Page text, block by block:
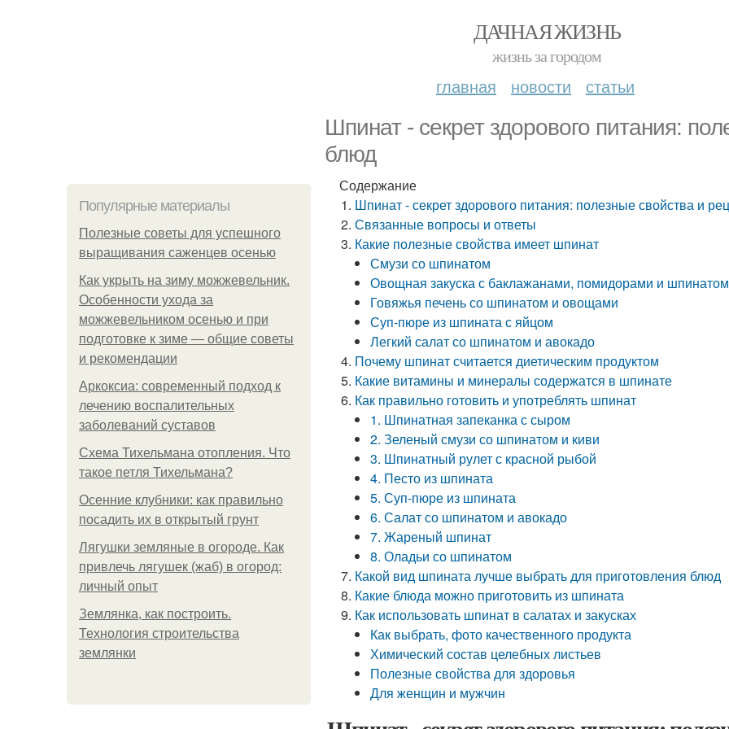
ДАЧНАЯ ЖИЗНЬ
жизнь за городом
главная новости статьи
Шпинат - секрет здорового питания:
блюд
Популярные материалы
Полезные советы для успешного
выращивания саженцев осенью
Как укрыть на зиму можжевельник.
Особенности ухода за
можжевельником осенью и при
подготовке к зиме — общие советы
и рекомендации
Аркоксиа: современный подход к
лечению воспалительных
заболеваний суставов
Схема Тихельмана отопления. Что
такое петля Тихельмана?
Осенние клубники: как правильно
посадить их в открытый грунт
Лягушки земляные в огороде. Как
привлечь лягушек (жаб) в огород:
личный опыт
Землянка, как построить.
Технология строительства
землянки
Содержание
Шпинат - секрет здорового питания: полезные свойства и
Связанные вопросы и ответы
Какие полезные свойства имеет шпинат
Смузи со шпинатом
Овощная закуска с баклажанами, помидорами и шпинатом
Говяжья печень со шпинатом и овощами
Суп-пюре из шпината с яйцом
Легкий салат со шпинатом и авокадо
Почему шпинат считается диетическим продуктом
Какие витамины и минералы содержатся в шпинате
Как правильно готовить и употреблять шпинат
1. Шпинатная запеканка с сыром
2. Зеленый смузи со шпинатом и киви
3. Шпинатный рулет с красной рыбой
4. Песто из шпината
5. Суп-пюре из шпината
6. Салат со шпинатом и авокадо
7. Жареный шпинат
8. Оладьи со шпинатом
Какой вид шпината лучше выбрать для приготовления блюд
Какие блюда можно приготовить из шпината
Как использовать шпинат в салатах и закусках
Как выбрать, фото качественного продукта
Химический состав целебных листьев
Полезные свойства для здоровья
Для женщин и мужчин